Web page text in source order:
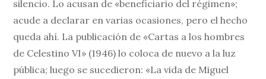
silencio. Lo acusan de «beneficiario del régimen»;
acude a declarar en varias ocasiones, pero el hecho
queda ahí. La publicación de «Cartas a los hombres
de Celestino VI» (1946) lo coloca de nuevo a la luz
pública; luego se sucedieron: «La vida de Miguel